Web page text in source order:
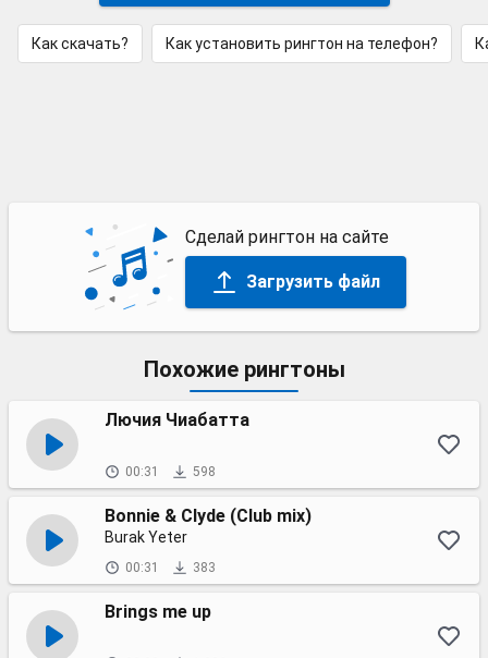
Как скачать? Как установить рингтон на телефон?
Сделай рингтон на сайте
Загрузить файл
Похожие рингтоны
Лючия Чиабатта
00:31 598
Bonnie & Clyde (Club mix)
Burak Yeter
00:31 383
Brings me up